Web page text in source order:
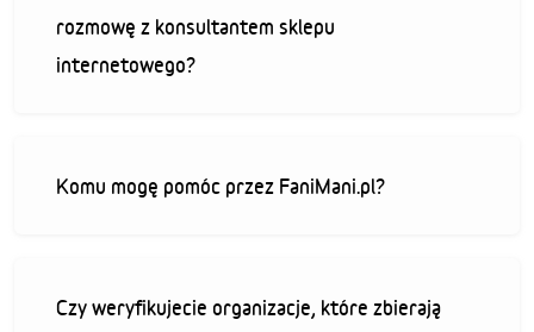
rozmowę z konsultantem sklepu
internetowego?
Komu mogę pomóc przez FaniMani.pl?
Czy weryfikujecie organizacje, które zbierają